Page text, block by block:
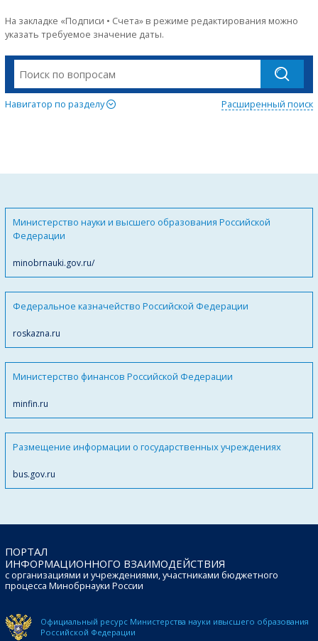
На закладке «Подписи • Счета» в режиме редактирования можно
указать требуемое значение даты.
Навигатор по разделу Расширенный поиск
Министерство науки и высшего образования Российской
Федерации
minobrnauki.gov.ru/
Федеральное казначейство Российской Федерации
roskazna.ru
Министерство финансов Российской Федерации
minfin.ru
Размещение информации о государственных учреждениях
bus.gov.ru
ПОРТАЛ
ИНФОРМАЦИОННОГО ВЗАИМОДЕЙСТВИЯ
с организациями и учреждениями, участниками бюджетного
процесса Минобрнауки России
Официальный ресурс Министерства науки ивысшего образования
Российской Федерации